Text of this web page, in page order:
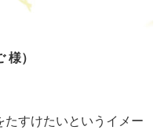
様）
すけたいというイメー